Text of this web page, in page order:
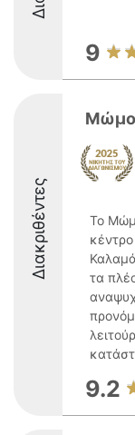
9
Διακριθέντες
Το
τα
9.2